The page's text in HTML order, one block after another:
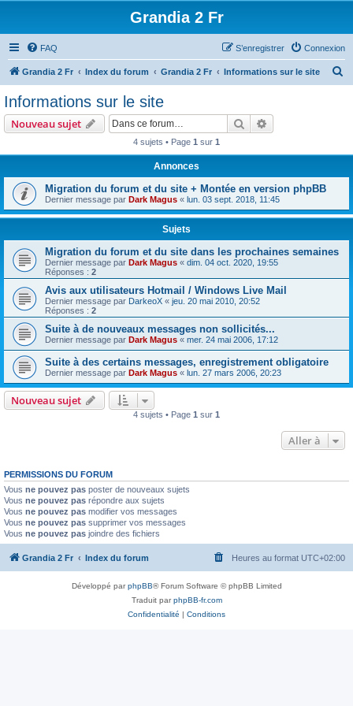
Grandia 2 Fr
FAQ Connexion
S’enregistrer
Grandia 2 Fr Index du forum Grandia 2 Fr Informations sur le site
e
r
Informations sur le site
Nouveau sujet Rechercher
4 sujets • Page 1 sur 1
Annonces
Migration du forum et du site + Montée en version phpBB
Dernier message par Dark Magus « lun. 03 sept. 2018, 11:45
Sujets
Migration du forum et du site dans les prochaines semaines
Dernier message par Dark Magus « dim. 04 oct. 2020, 19:55
Réponses : 2
Avis aux utilisateurs Hotmail / Windows Live Mail
Dernier message par DarkeoX « jeu. 20 mai 2010, 20:52
Réponses : 2
Suite à de nouveaux messages non sollicités...
Dernier message par Dark Magus « mer. 24 mai 2006, 17:12
Suite à des certains messages, enregistrement obligatoire
Dernier message par Dark Magus « lun. 27 mars 2006, 20:23
Nouveau sujet
4 sujets • Page 1 sur 1
Aller à
PERMISSIONS DU FORUM
Vous ne pouvez pas poster de nouveaux sujets
Vous ne pouvez pas répondre aux sujets
Vous ne pouvez pas modifier vos messages
Vous ne pouvez pas supprimer vos messages
Vous ne pouvez pas joindre des fichiers
Grandia 2 Fr Index du forum Heures au format UTC+02:00
Développé parphpBB® Forum Software © phpBB Limited
Traduit parphpBB-fr.com
Confidentialité | Conditions